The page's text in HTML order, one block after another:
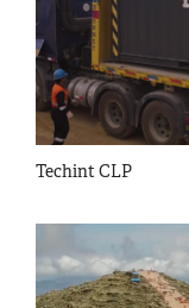
Techint CLP